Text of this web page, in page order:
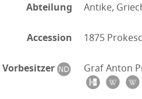
Abteilung Antike,
Accession 1875
Vorbesitzer Graf Anton